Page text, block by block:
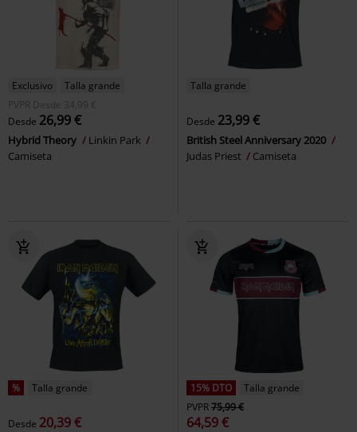
Exclusivo
Talla grande
PVPR
Desde 34,99 €
Desde 26,99 €
Hybrid Theory
Linkin Park
Camiseta
Talla grande
Desde 23,99 €
British Steel Anniversary 2020
Judas Priest
Camiseta
% Talla grande
Desde 20,39 €
15% DTO
Talla grande
PVPR75,99 €
64,59 €